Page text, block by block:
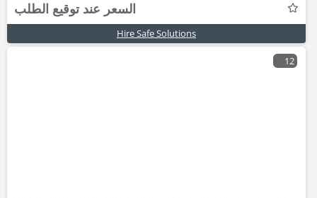
السعر عند توقيع الطلب
Hire Safe Solutions
12